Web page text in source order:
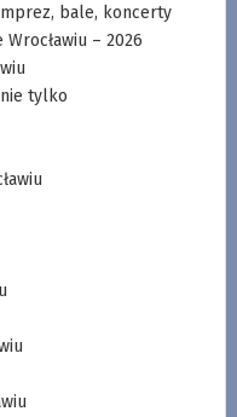
bale, koncerty
– 2026
tylko